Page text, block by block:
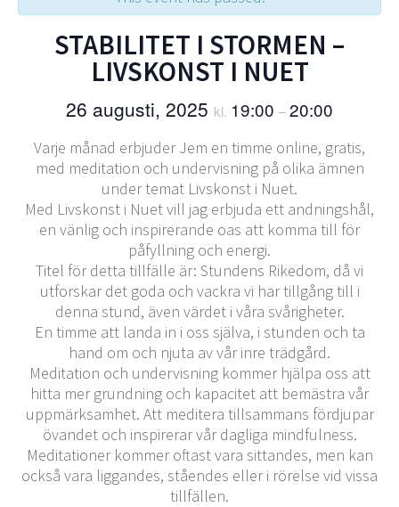
STABILITET I STORMEN –
LIVSKONST I NUET
26 augusti, 2025 kl. 19:00 –20:00
Varje månad erbjuder Jem en timme online, gratis,
med meditation och undervisning på olika ämnen
under temat Livskonst i Nuet.
Med Livskonst i Nuet vill jag erbjuda ett andningshål,
en vänlig och inspirerande oas att komma till för
påfyllning och energi.
Titel för detta tillfälle är: Stundens Rikedom, då vi
utforskar det goda och vackra vi har tillgång till i
denna stund, även värdet i våra svårigheter.
En timme att landa in i oss själva, i stunden och ta
hand om och njuta av vår inre trädgård.
Meditation och undervisning kommer hjälpa oss att
hitta mer grundning och kapacitet att bemästra vår
uppmärksamhet. Att meditera tillsammans fördjupar
övandet och inspirerar vår dagliga mindfulness.
Meditationer kommer oftast vara sittandes, men kan
också vara liggandes, ståendes eller i rörelse vid vissa
tillfällen.